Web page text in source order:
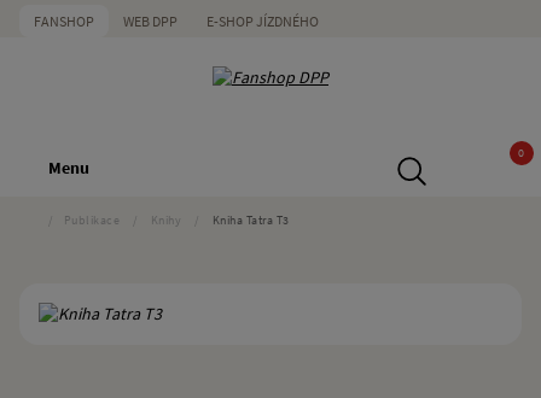
FANSHOP WEB DPP E-SHOP JÍZDNÉHO
Menu
0
Publikace Knihy Kniha Tatra T3